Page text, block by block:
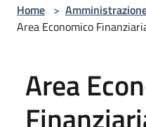
Home >
Area Economico
Area